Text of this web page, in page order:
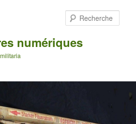
numériques